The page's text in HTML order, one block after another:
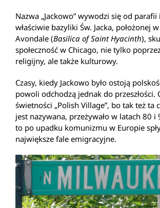
Nazwa „Jackowo” wywodzi się od parafii
właściwie bazyliki Św. Jacka, położonej
Avondale (Basilica of Saint Hyacinth),
społeczność w Chicago, nie tylko
religijny, ale także kulturowy.
Czasy, kiedy Jackowo było ostoją
powoli odchodzą jednak do przeszłości.
świetności „Polish Village”, bo tak też ta
jest nazywana, przeżywało w latach 80 i
to po upadku komunizmu w Europie
największe fale emigracyjne.